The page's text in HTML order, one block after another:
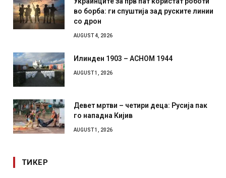
во борба: ги спуштија зад руските линии
со дрон
AUGUST 4, 2026
Илинден 1903 – АСНОМ 1944
AUGUST 1, 2026
Девет мртви – четири деца: Русија пак
го нападна Кијив
AUGUST 1, 2026
ТИКЕР